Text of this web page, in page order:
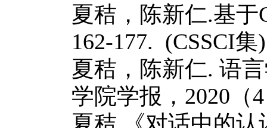
夏秸，陈新仁.基于
162-177. (CSSCI集
夏秸，陈新仁. 语
学院学报， 2020 （4